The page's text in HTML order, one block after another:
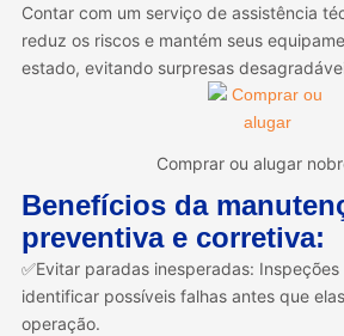
Contar com um serviço de assistência
reduz os riscos e mantém seus
estado, evitando surpresas
Comprar ou alugar
Benefícios da
preventiva e corretiva:
✅Evitar paradas inesperadas:
identificar possíveis falhas antes que
operação.